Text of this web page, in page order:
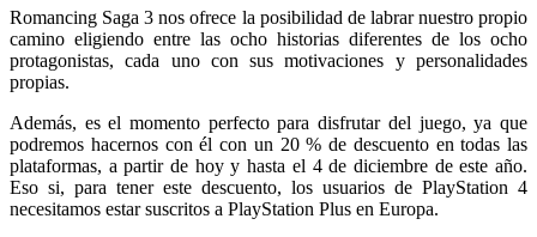
Romancing Saga 3 nos ofrece la posibilidad de labrar nuestro propio
camino eligiendo entre las ocho historias diferentes de los ocho
protagonistas, cada uno con sus motivaciones y personalidades
propias.
Además, es el momento perfecto para disfrutar del juego, ya que
podremos hacernos con él con un 20 % de descuento en todas las
plataformas, a partir de hoy y hasta el 4 de diciembre de este año.
Eso si, para tener este descuento, los usuarios de PlayStation 4
necesitamos estar suscritos a PlayStation Plus en Europa.